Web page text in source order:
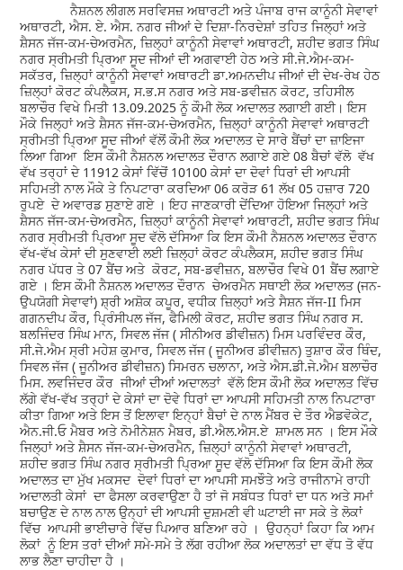
ਨੈਸ਼ਨਲ ਲੀਗਲ ਸਰਵਿਸਜ਼ ਅਥਾਰਟੀ ਅਤੇ ਪੰਜਾਬ ਰਾਜ ਕਾਨੂੰਨੀ ਸੇਵਾਵਾਂ
ਅਥਾਰਟੀ, ਐਸ. ਏ. ਐਸ. ਨਗਰ ਜੀਆਂ ਦੇ ਦਿਸ਼ਾ-ਨਿਰਦੇਸ਼ਾਂ ਤਹਿਤ ਜਿਲ੍ਹਾਂ ਅਤੇ
ਸ਼ੈਸਨ ਜੱਜ-ਕਮ-ਚੇਅਰਮੈਨ, ਜ਼ਿਲ੍ਹਾਂ ਕਾਨੂੰਨੀ ਸੇਵਾਵਾਂ ਅਥਾਰਟੀ, ਸ਼ਹੀਦ ਭਗਤ ਸਿੰਘ
ਨਗਰ ਸ੍ਰੀਮਤੀ ਪ੍ਰਿਆ ਸੂਦ ਜੀਆਂ ਦੀ ਅਗਵਾਈ ਹੇਠ ਅਤੇ ਸੀ.ਜੇ.ਐਮ-ਕਮ-
ਸਕੱਤਰ, ਜ਼ਿਲ੍ਹਾਂ ਕਾਨੂੰਨੀ ਸੇਵਾਵਾਂ ਅਥਾਰਟੀ ਡਾ.ਅਮਨਦੀਪ ਜੀਆਂ ਦੀ ਦੇਖ-ਰੇਖ ਹੇਠ
ਜ਼ਿਲ੍ਹਾਂ ਕੋਰਟ ਕੰਪਲੈਕਸ, ਸ.ਭ.ਸ ਨਗਰ ਅਤੇ ਸਬ-ਡਵੀਜ਼ਨ ਕੋਰਟ, ਤਹਿਸੀਲ
ਬਲਾਚੌਰ ਵਿਖੇ ਮਿਤੀ 13.09.2025 ਨੂੰ ਕੌਮੀ ਲੋਕ ਅਦਾਲਤ ਲਗਾਈ ਗਈ। ਇਸ
ਮੌਕੇ ਜਿਲ੍ਹਾਂ ਅਤੇ ਸ਼ੈਸਨ ਜੱਜ-ਕਮ-ਚੇਅਰਮੈਨ, ਜ਼ਿਲ੍ਹਾਂ ਕਾਨੂੰਨੀ ਸੇਵਾਵਾਂ ਅਥਾਰਟੀ
ਸ੍ਰੀਮਤੀ ਪ੍ਰਿਆ ਸੂਦ ਜੀਆਂ ਵੱਲੋਂ ਕੌਮੀ ਲੋਕ ਅਦਾਲਤ ਦੇ ਸਾਰੇ ਬੈਂਚਾਂ ਦਾ ਜ਼ਾਇਜਾ
ਲਿਆ ਗਿਆ ਇਸ ਕੌਮੀ ਨੈਸ਼ਨਲ ਅਦਾਲਤ ਦੌਰਾਨ ਲਗਾਏ ਗਏ 08 ਬੈਚਾਂ ਵੱਲੋ ਵੱਖ
ਵੱਖ ਤਰ੍ਹਾਂ ਦੇ 11912 ਕੇਸਾਂ ਵਿੱਚੋਂ 10100 ਕੇਸਾਂ ਦਾ ਦੋਵਾਂ ਧਿਰਾਂ ਦੀ ਆਪਸੀ
ਸਹਿਮਤੀ ਨਾਲ ਮੌਕੇ ਤੇ ਨਿਪਟਾਰਾ ਕਰਦਿਆ 06 ਕਰੋੜ 61 ਲੱਖ 05 ਹਜ਼ਾਰ 720
ਰੁਪਏ ਦੇ ਅਵਾਰਡ ਸੁਣਾਏ ਗਏ । ਇਹ ਜਾਣਕਾਰੀ ਦੇਂਦਿਆ ਹੋਇਆ ਜਿਲ੍ਹਾਂ ਅਤੇ
ਸ਼ੈਸਨ ਜੱਜ-ਕਮ-ਚੇਅਰਮੈਨ, ਜ਼ਿਲ੍ਹਾਂ ਕਾਨੂੰਨੀ ਸੇਵਾਵਾਂ ਅਥਾਰਟੀ, ਸ਼ਹੀਦ ਭਗਤ ਸਿੰਘ
ਨਗਰ ਸ੍ਰੀਮਤੀ ਪ੍ਰਿਆ ਸੂਦ ਵੱਲੋ ਦੱਸਿਆ ਕਿ ਇਸ ਕੌਮੀ ਨੈਸ਼ਨਲ ਅਦਾਲਤ ਦੌਰਾਨ
ਵੱਖ-ਵੱਖ ਕੇਸਾਂ ਦੀ ਸੁਣਵਾਈ ਲਈ ਜ਼ਿਲ੍ਹਾਂ ਕੋਰਟ ਕੰਪਲੈਕਸ, ਸ਼ਹੀਦ ਭਗਤ ਸਿੰਘ
ਨਗਰ ਪੱਧਰ ਤੇ 07 ਬੈਂਚ ਅਤੇ ਕੋਰਟ, ਸਬ-ਡਵੀਜ਼ਨ, ਬਲਾਚੌਰ ਵਿਖੇ 01 ਬੈਂਚ ਲਗਾਏ
ਗਏ । ਇਸ ਕੌਮੀ ਨੈਸ਼ਨਲ ਅਦਾਲਤ ਦੌਰਾਨ ਚੇਅਰਮੈਨ ਸਥਾਈ ਲੋਕ ਅਦਾਲਤ (ਜਨ-
ਉਪਯੋਗੀ ਸੇਵਾਵਾਂ) ਸ਼੍ਰੀ ਅਸ਼ੋਕ ਕਪੂਰ, ਵਧੀਕ ਜ਼ਿਲ੍ਹਾਂ ਅਤੇ ਸੈਸ਼ਨ ਜੱਜ-II ਮਿਸ
ਗਗਨਦੀਪ ਕੌਰ, ਪ੍ਰਿੰਸੀਪਲ ਜੱਜ, ਫੈਮਿਲੀ ਕੋਰਟ, ਸ਼ਹੀਦ ਭਗਤ ਸਿੰਘ ਨਗਰ ਸ.
ਬਲਜਿੰਦਰ ਸਿੰਘ ਮਾਨ, ਸਿਵਲ ਜੱਜ ( ਸੀਨੀਅਰ ਡੀਵੀਜ਼ਨ) ਮਿਸ ਪਰਵਿੰਦਰ ਕੌਰ,
ਸੀ.ਜੇ.ਐਮ ਸ੍ਰੀ ਮਹੇਸ਼ ਕੁਮਾਰ, ਸਿਵਲ ਜੱਜ ( ਜੂਨੀਅਰ ਡੀਵੀਜ਼ਨ) ਤੁਸ਼ਾਰ ਕੌਰ ਥਿੰਦ,
ਸਿਵਲ ਜੱਜ ( ਜੂਨੀਅਰ ਡੀਵੀਜ਼ਨ) ਸਿਮਰਨ ਚਲਾਨਾ, ਅਤੇ ਐਸ.ਡੀ.ਜੇ.ਐਮ ਬਲਾਚੌਰ
ਮਿਸ. ਲਵਜਿੰਦਰ ਕੌਰ ਜੀਆਂ ਦੀਆਂ ਅਦਾਲਤਾਂ ਵੱਲੋ ਇਸ ਕੌਮੀ ਲੋਕ ਅਦਾਲਤ ਵਿੱਚ
ਲੱਗੇ ਵੱਖ-ਵੱਖ ਤਰ੍ਹਾਂ ਦੇ ਕੇਸਾਂ ਦਾ ਦੋਵੇ ਧਿਰਾਂ ਦਾ ਆਪਸੀ ਸਹਿਮਤੀ ਨਾਲ ਨਿਪਟਾਰਾ
ਕੀਤਾ ਗਿਆ ਅਤੇ ਇਸ ਤੋਂ ਇਲਾਵਾ ਇਨ੍ਹਾਂ ਬੈਚਾਂ ਦੇ ਨਾਲ ਮੈਂਬਰ ਦੇ ਤੌਰ ਐਡਵੋਕੇਟ,
ਐਨ.ਜੀ.ਓ ਮੈਬਰ ਅਤੇ ਨੋਮੀਨੇਸ਼ਨ ਮੈਬਰ, ਡੀ.ਐਲ.ਐਸ.ਏ ਸ਼ਾਮਲ ਸਨ । ਇਸ ਮੌਕੇ
ਜਿਲ੍ਹਾਂ ਅਤੇ ਸ਼ੈਸਨ ਜੱਜ-ਕਮ-ਚੇਅਰਮੈਨ, ਜ਼ਿਲ੍ਹਾਂ ਕਾਨੂੰਨੀ ਸੇਵਾਵਾਂ ਅਥਾਰਟੀ,
ਸ਼ਹੀਦ ਭਗਤ ਸਿੰਘ ਨਗਰ ਸ੍ਰੀਮਤੀ ਪ੍ਰਿਆ ਸੂਦ ਵੱਲੋ ਦੱਸਿਆ ਕਿ ਇਸ ਕੌਮੀ ਲੋਕ
ਅਦਾਲਤ ਦਾ ਮੁੱਖ ਮਕਸਦ ਦੋਵਾਂ ਧਿਰਾਂ ਦਾ ਆਪਸੀ ਸਮਝੌਤੇ ਅਤੇ ਰਾਜੀਨਾਮੇ ਰਾਹੀ
ਅਦਾਲਤੀ ਕੇਸਾਂ ਦਾ ਫੈਸਲਾ ਕਰਵਾਉਣਾ ਹੈ ਤਾਂ ਜੋ ਸਬੰਧਤ ਧਿਰਾਂ ਦਾ ਧਨ ਅਤੇ ਸਮਾਂ
ਬਚਾਉਣ ਦੇ ਨਾਲ ਨਾਲ ਉਨ੍ਹਾਂ ਦੀ ਆਪਸੀ ਦੁਸ਼ਮਣੀ ਵੀ ਘਟਾਈ ਜਾ ਸਕੇ ਤੇ ਲੋਕਾਂ
ਵਿੱਚ ਆਪਸੀ ਭਾਈਚਾਰੇ ਵਿੱਚ ਪਿਆਰ ਬਣਿਆ ਰਹੇ । ਉਹਨ੍ਹਾਂ ਕਿਹਾ ਕਿ ਆਮ
ਲੋਕਾਂ ਨੂੰ ਇਸ ਤਰਾਂ ਦੀਆਂ ਸਮੇ-ਸਮੇ ਤੇ ਲੱਗ ਰਹੀਆ ਲੋਕ ਅਦਾਲਤਾਂ ਦਾ ਵੱਧ ਤੋ ਵੱਧ
ਲਾਭ ਲੈਣਾ ਚਾਹੀਦਾ ਹੈ ।